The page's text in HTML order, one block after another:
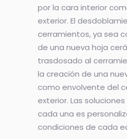
por la cara interior
exterior. El
cerramientos, ya sea
de una nueva hoja
trasdosado al
la creación de una
como envolvente del
exterior. Las
cada una es
condiciones de cada